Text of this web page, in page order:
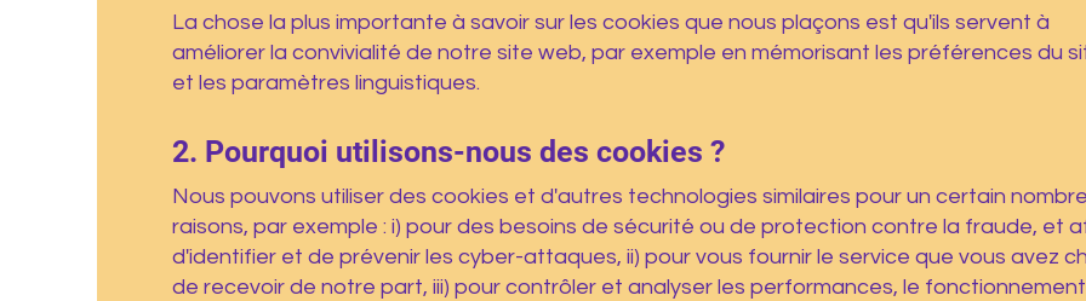
La chose la plus importante à savoir sur les cookies que nous plaçons est qu'ils servent à
améliorer la convivialité de notre site web, par exemple en mémorisant les préférences du
et les paramètres linguistiques.
2. Pourquoi utilisons-nous des cookies ?
Nous pouvons utiliser des cookies et d'autres technologies similaires pour un certain
raisons, par exemple : i) pour des besoins de sécurité ou de protection contre la fraude, et
d'identifier et de prévenir les cyber-attaques, ii) pour vous fournir le service que vous avez
de recevoir de notre part, iii) pour contrôler et analyser les performances, le